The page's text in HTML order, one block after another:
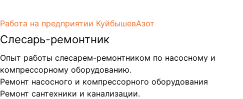
Работа на предприятии КуйбышевАзот
Слесарь-ремонтник
Опыт работы слесарем-ремонтником по насосному и
компрессорному оборудованию.
Ремонт насосного и компрессорного оборудования
Ремонт сантехники и канализации.